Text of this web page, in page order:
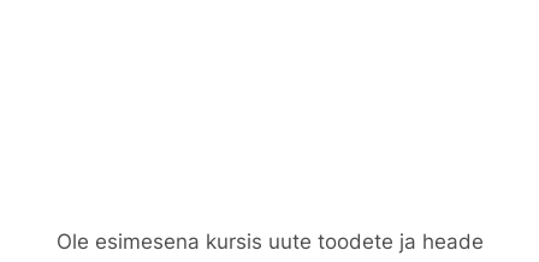
Ole esimesena kursis uute toodete ja heade